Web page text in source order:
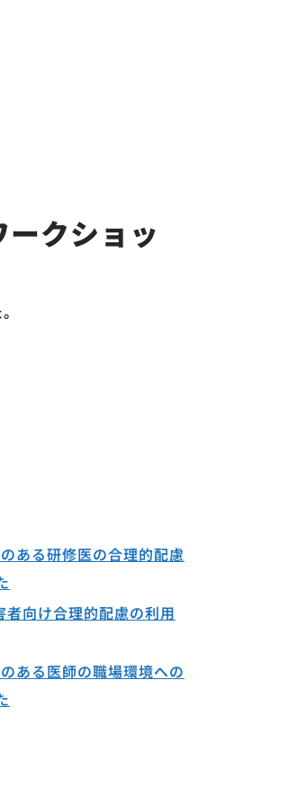
クショッ
ある研修医の合理的配慮
向け合理的配慮の利用
ある医師の職場環境への